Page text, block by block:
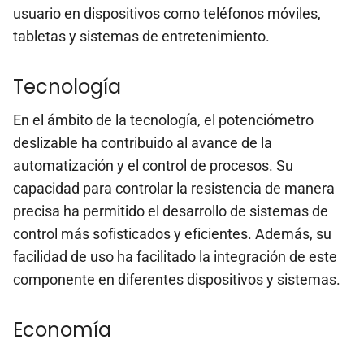
usuario en dispositivos como teléfonos móviles,
tabletas y sistemas de entretenimiento.
Tecnología
En el ámbito de la tecnología, el potenciómetro
deslizable ha contribuido al avance de la
automatización y el control de procesos. Su
capacidad para controlar la resistencia de manera
precisa ha permitido el desarrollo de sistemas de
control más sofisticados y eficientes. Además, su
facilidad de uso ha facilitado la integración de este
componente en diferentes dispositivos y sistemas.
Economía